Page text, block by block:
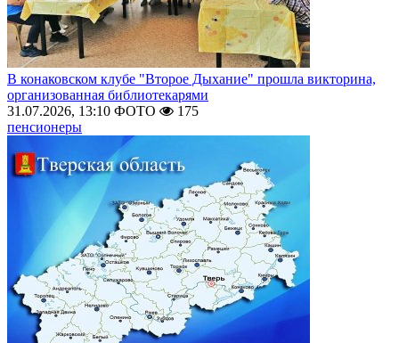
В конаковском клубе "Второе Дыхание" прошла викторина,
организованная библиотекарями
31.07.2026, 13:10 ФОТО
175
пенсионеры